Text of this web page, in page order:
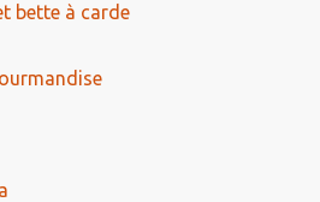
bette à carde